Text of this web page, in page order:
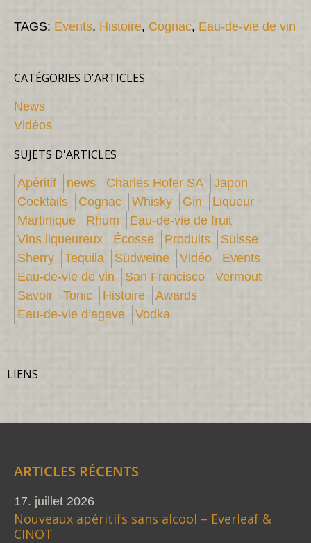
TAGS: Events, Histoire, Cognac, Eau-de-vie de vin
CATÉGORIES D'ARTICLES
News
Vidéos
SUJETS D'ARTICLES
Apéritif news Charles Hofer SA
Japon
Cocktails
Cognac Whisky Gin
Liqueur
Martinique
Rhum
Eau-de-vie de fruit
Vins liqueureux
Écosse Produits
Suisse
Sherry
Tequila Südweine Vidéo
Events
Eau-de-vie de vin
San Francisco
Vermout
Savoir
Tonic Histoire
Awards
Eau-de-vie d’agave
Vodka
LIENS
ARTICLES RÉCENTS
17. juillet 2026
Nouveaux apéritifs sans alcool – Everleaf &
CINOT